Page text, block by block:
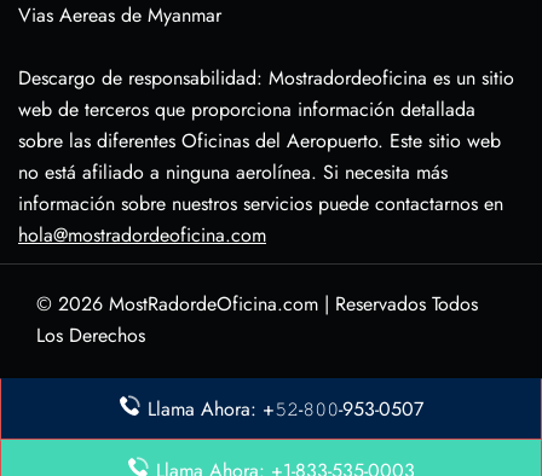
Vias Aereas de Myanmar
Descargo de responsabilidad: Mostradordeoficina es un sitio
web de terceros que proporciona información detallada
sobre las diferentes Oficinas del Aeropuerto. Este sitio web
no está afiliado a ninguna aerolínea. Si necesita más
información sobre nuestros servicios puede contactarnos en
hola@mostradordeoficina.com
© 2026 MostRadordeOficina.com | Reservados Todos
Los Derechos
Sobre Nosotras
Descargo de Responsabilidad
Política de Privacidad
Llama Ahora: +𝟻𝟸-𝟾𝟶𝟶-953-0507